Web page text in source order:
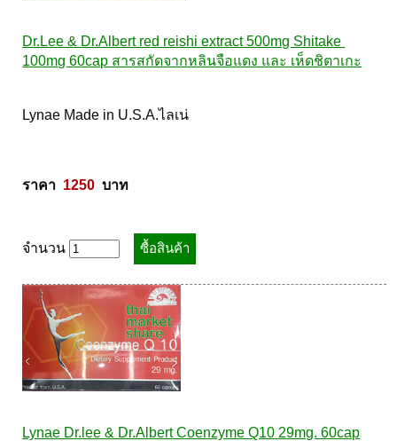
Dr.Lee & Dr.Albert red reishi extract 500mg Shitake
100mg 60cap สารสกัดจากหลินจือแดง และ เห็ดชิตาเกะ
Lynae Made in U.S.A.ไลเน่
ราคา 1250
  บาท
จำนวน
Lynae Dr.lee & Dr.Albert Coenzyme Q10 29mg. 60cap